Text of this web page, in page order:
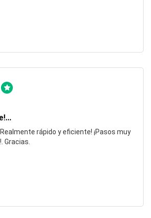
rápido y eficiente! ¡Pasos muy
Gracias.